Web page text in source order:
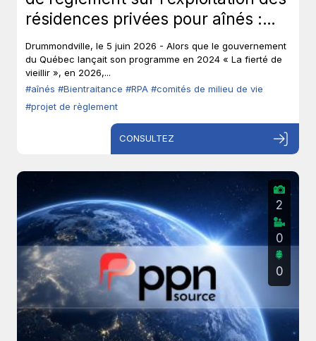
résidences privées pour aînés :
Les aînés ont-ils toujours leur droit
de parole?
Drummondville, le 5 juin 2026 - Alors que le gouvernement
du Québec lançait son programme en 2024 « La fierté de
vieillir », en 2026,...
#aînés #Bientraitance #RPA #comités de milieu de vie
#projet de règlement
CONSULTEZ
2
0
0